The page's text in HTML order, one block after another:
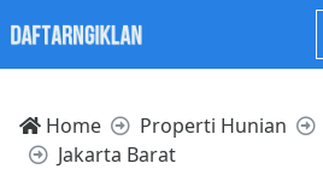
Home Properti Hunian
Jakarta Barat